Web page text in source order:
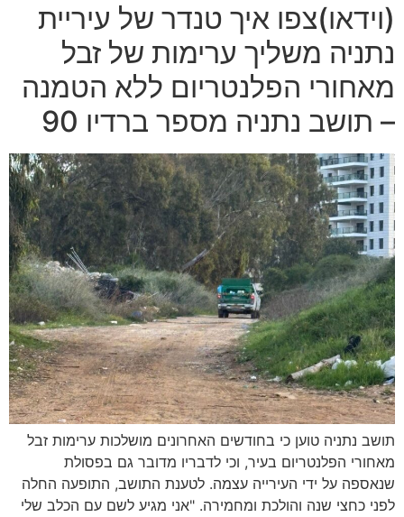
(וידאו)צפו איך טנדר של עיריית
נתניה משליך ערימות של זבל
מאחורי הפלנטריום ללא הטמנה
– תושב נתניה מספר ברדיו 90
תושב נתניה טוען כי בחודשים האחרונים מושלכות ערימות זבל
מאחורי הפלנטריום בעיר, וכי לדבריו מדובר גם בפסולת
שנאספה על ידי העירייה עצמה. לטענת התושב, התופעה החלה
לפני כחצי שנה והולכת ומחמירה. "אני מגיע לשם עם הכלב שלי